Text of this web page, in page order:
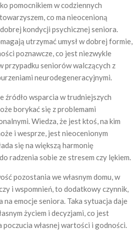
pomocnikiem w codziennych
co ma nieocenioną
kondycji psychicznej seniora.
utrzymać umysł w dobrej formie,
poznawcze, co jest niezwykle
przypadku seniorów walczących z
neurodegeneracyjnymi.
źródło wsparcia w trudniejszych
borykać się z problemami
Wiedza, że jest ktoś, na kim
i wesprze, jest nieocenionym
się na większą harmonię
radzenia sobie ze stresem czy lękiem.
pozostania we własnym domu, w
i wspomnień, to dodatkowy czynnik,
emocje seniora. Taka sytuacja daje
życiem i decyzjami, co jest
własnej wartości i godności.